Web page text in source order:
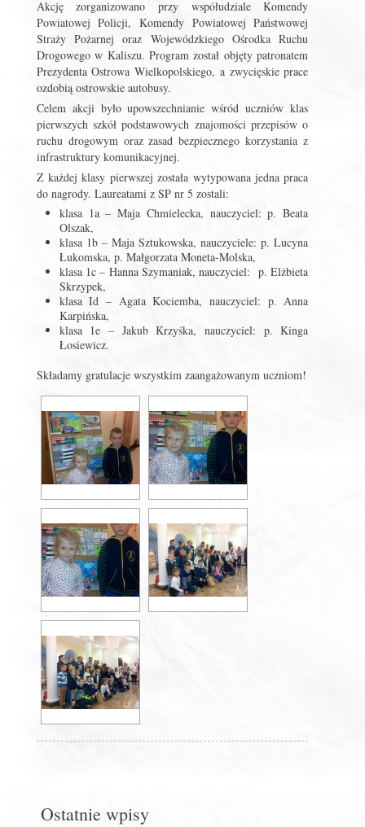
Akcję zorganizowano przy współudziale Komendy
Powiatowej Policji, Komendy Powiatowej Państwowej
Straży Pożarnej oraz Wojewódzkiego Ośrodka Ruchu
Drogowego w Kaliszu. Program został objęty patronatem
Prezydenta Ostrowa Wielkopolskiego, a zwycięskie prace
ozdobią ostrowskie autobusy.
Celem akcji było upowszechnianie wśród uczniów klas
pierwszych szkół podstawowych znajomości przepisów o
ruchu drogowym oraz zasad bezpiecznego korzystania z
infrastruktury komunikacyjnej.
Z każdej klasy pierwszej została wytypowana jedna praca
do nagrody. Laureatami z SP nr 5 zostali:
klasa 1a – Maja Chmielecka, nauczyciel: p. Beata
Olszak,
klasa 1b – Maja Sztukowska, nauczyciele: p. Lucyna
Łukomska, p. Małgorzata Moneta-Molska,
klasa 1c – Hanna Szymaniak, nauczyciel: p. Elżbieta
Skrzypek,
klasa Id – Agata Kociemba, nauczyciel: p. Anna
Karpińska,
klasa 1e – Jakub Krzyśka, nauczyciel: p. Kinga
Łosiewicz.
Składamy gratulacje wszystkim zaangażowanym uczniom!
Ostatnie wpisy